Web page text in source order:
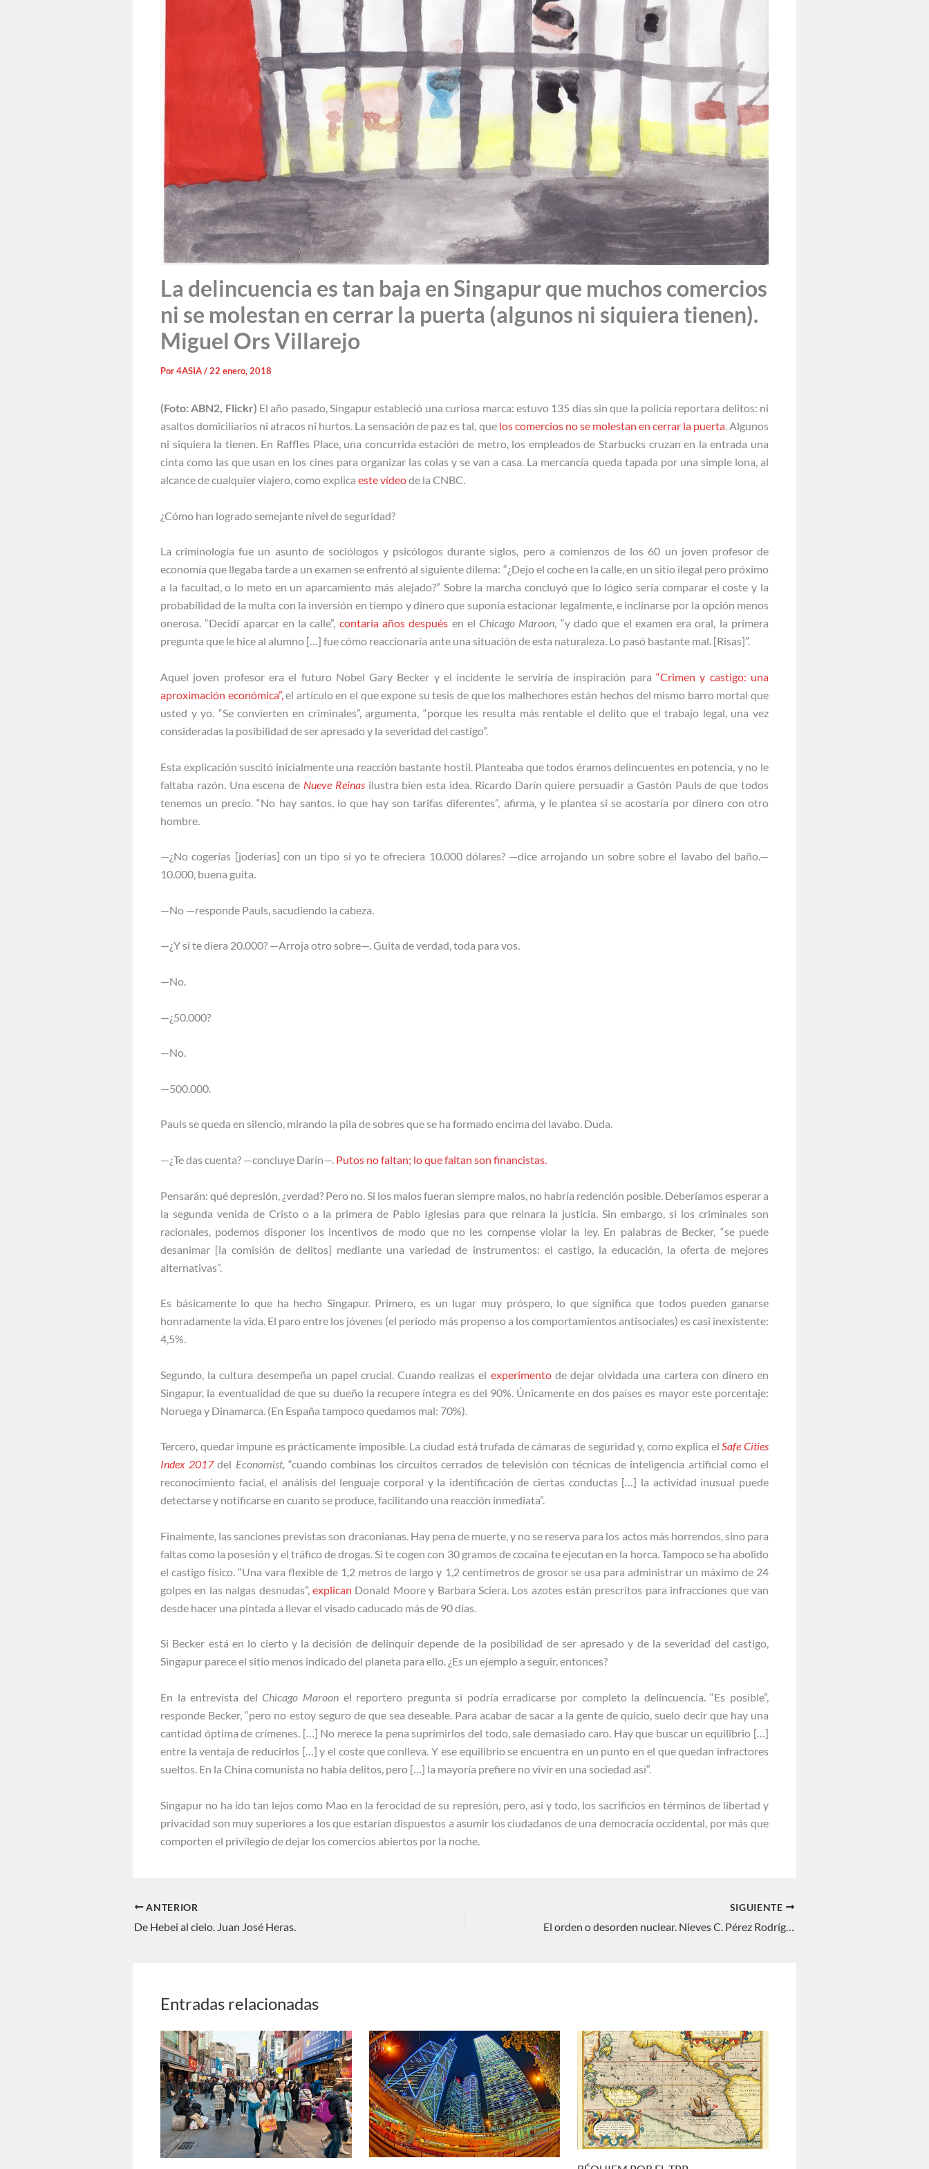
La delincuencia es tan baja en Singapur que muchos comercios
ni se molestan en cerrar la puerta (algunos ni siquiera tienen).
Miguel Ors Villarejo
Por4ASIA/22 enero, 2018
(Foto: ABN2, Flickr) El año pasado, Singapur estableció una curiosa marca: estuvo 135 días sin que la policía reportara delitos: ni
asaltos domiciliarios ni atracos ni hurtos. La sensación de paz es tal, que los comercios no se molestan en cerrar la puerta. Algunos
ni siquiera la tienen. En Raffles Place, una concurrida estación de metro, los empleados de Starbucks cruzan en la entrada una
cinta como las que usan en los cines para organizar las colas y se van a casa. La mercancía queda tapada por una simple lona, al
alcance de cualquier viajero, como explica este vídeode la CNBC.
¿Cómo han logrado semejante nivel de seguridad?
La criminología fue un asunto de sociólogos y psicólogos durante siglos, pero a comienzos de los 60 un joven profesor de
economía que llegaba tarde a un examen se enfrentó al siguiente dilema: “¿Dejo el coche en la calle, en un sitio ilegal pero próximo
a la facultad, o lo meto en un aparcamiento más alejado?” Sobre la marcha concluyó que lo lógico sería comparar el coste y la
probabilidad de la multa con la inversión en tiempo y dinero que suponía estacionar legalmente, e inclinarse por la opción menos
onerosa. “Decidí aparcar en la calle”, contaría años después en el Chicago Maroon, “y dado que el examen era oral, la primera
pregunta que le hice al alumno […] fue cómo reaccionaría ante una situación de esta naturaleza. Lo pasó bastante mal. [Risas]”.
Aquel joven profesor era el futuro Nobel Gary Becker y el incidente le serviría de inspiración para“Crimen y castigo: una
aproximación económica”,el artículo en el que expone su tesis de que los malhechores están hechos del mismo barro mortal que
usted y yo. “Se convierten en criminales”, argumenta, “porque les resulta más rentable el delito que el trabajo legal, una vez
consideradas la posibilidad de ser apresado y la severidad del castigo”.
Esta explicación suscitó inicialmente una reacción bastante hostil. Planteaba que todos éramos delincuentes en potencia, y no le
faltaba razón. Una escena de Nueve Reinasilustra bien esta idea. Ricardo Darín quiere persuadir a Gastón Pauls de que todos
tenemos un precio. “No hay santos, lo que hay son tarifas diferentes”, afirma, y le plantea si se acostaría por dinero con otro
hombre.
—¿No cogerías [joderías] con un tipo si yo te ofreciera 10.000 dólares? —dice arrojando un sobre sobre el lavabo del baño.—
10.000, buena guita.
—No —responde Pauls, sacudiendo la cabeza.
—¿Y si te diera 20.000? —Arroja otro sobre—. Guita de verdad, toda para vos.
—No.
—¿50.000?
—No.
—500.000.
Pauls se queda en silencio, mirando la pila de sobres que se ha formado encima del lavabo. Duda.
—¿Te das cuenta? —concluye Darín—. Putos no faltan; lo que faltan son financistas.
Pensarán: qué depresión, ¿verdad? Pero no. Si los malos fueran siempre malos, no habría redención posible. Deberíamos esperar a
la segunda venida de Cristo o a la primera de Pablo Iglesias para que reinara la justicia. Sin embargo, si los criminales son
racionales, podemos disponer los incentivos de modo que no les compense violar la ley. En palabras de Becker, “se puede
desanimar [la comisión de delitos] mediante una variedad de instrumentos: el castigo, la educación, la oferta de mejores
alternativas”.
Es básicamente lo que ha hecho Singapur. Primero, es un lugar muy próspero, lo que significa que todos pueden ganarse
honradamente la vida. El paro entre los jóvenes (el periodo más propenso a los comportamientos antisociales) es casi inexistente:
4,5%.
Segundo, la cultura desempeña un papel crucial. Cuando realizas el experimentode dejar olvidada una cartera con dinero en
Singapur, la eventualidad de que su dueño la recupere íntegra es del 90%. Únicamente en dos países es mayor este porcentaje:
Noruega y Dinamarca. (En España tampoco quedamos mal: 70%).
Tercero, quedar impune es prácticamente imposible. La ciudad está trufada de cámaras de seguridad y, como explica elSafe Cities
Index 2017del Economist, “cuando combinas los circuitos cerrados de televisión con técnicas de inteligencia artificial como el
reconocimiento facial, el análisis del lenguaje corporal y la identificación de ciertas conductas […] la actividad inusual puede
detectarse y notificarse en cuanto se produce, facilitando una reacción inmediata”.
Finalmente, las sanciones previstas son draconianas. Hay pena de muerte, y no se reserva para los actos más horrendos, sino para
faltas como la posesión y el tráfico de drogas. Si te cogen con 30 gramos de cocaína te ejecutan en la horca. Tampoco se ha abolido
el castigo físico. “Una vara flexible de 1,2 metros de largo y 1,2 centímetros de grosor se usa para administrar un máximo de 24
golpes en las nalgas desnudas”, explican Donald Moore y Barbara Sciera. Los azotes están prescritos para infracciones que van
desde hacer una pintada a llevar el visado caducado más de 90 días.
Si Becker está en lo cierto y la decisión de delinquir depende de la posibilidad de ser apresado y de la severidad del castigo,
Singapur parece el sitio menos indicado del planeta para ello. ¿Es un ejemplo a seguir, entonces?
En la entrevista del Chicago Maroonel reportero pregunta si podría erradicarse por completo la delincuencia. “Es posible”,
responde Becker, “pero no estoy seguro de que sea deseable. Para acabar de sacar a la gente de quicio, suelo decir que hay una
cantidad óptima de crímenes. […] No merece la pena suprimirlos del todo, sale demasiado caro. Hay que buscar un equilibrio […]
entre la ventaja de reducirlos […] y el coste que conlleva. Y ese equilibrio se encuentra en un punto en el que quedan infractores
sueltos. En la China comunista no había delitos, pero […] la mayoría prefiere no vivir en una sociedad así”.
Singapur no ha ido tan lejos como Mao en la ferocidad de su represión, pero, así y todo, los sacrificios en términos de libertad y
privacidad son muy superiores a los que estarían dispuestos a asumir los ciudadanos de una democracia occidental, por más que
comporten el privilegio de dejar los comercios abiertos por la noche.
ANTERIOR
De Hebei al cielo. Juan José Heras.
SIGUIENTE
El orden o desorden nuclear. Nieves C. Pérez Rodríguez
Entradas relacionadas